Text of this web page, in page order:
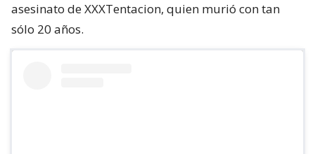
asesinato de XXXTentacion, quien murió con tan
sólo 20 años.